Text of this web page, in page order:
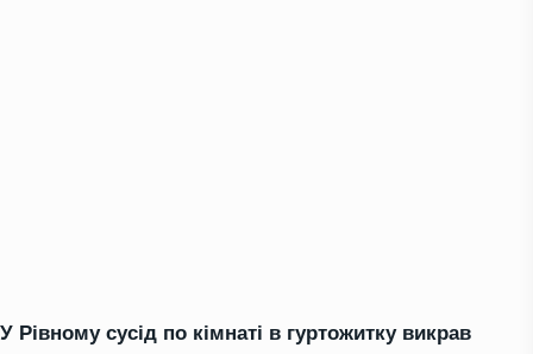
У Рівному сусід по кімнаті в гуртожитку викрав